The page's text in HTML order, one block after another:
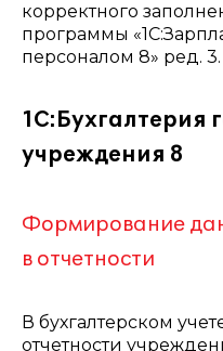
корректного
программы
персоналом 8» ред. 3.
1С:Бухгалтерия
учреждения 8
Формирование
в отчетности
В бухгалтерском
отчетности